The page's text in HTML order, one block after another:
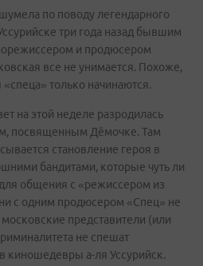
по поводу легендарного
три года назад бывшим
и продюсером
все не унимается. Похоже,
только начинаются.
на этой неделе разродилась
посвященным Дёмочке. Там
становление героя в
бандитами, которые чуть ли
общения с «режиссером из
с одним продюсером «Спец» не
представители (или
не спешат
киношедевры а-ля Уссурийск.